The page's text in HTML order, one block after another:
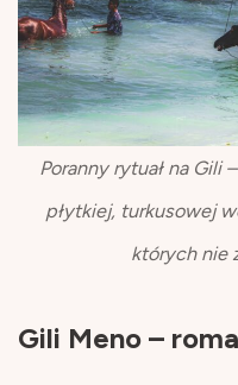
Poranny rytuał na Gili
płytkiej, turkusowej
których nie
Gili Meno –